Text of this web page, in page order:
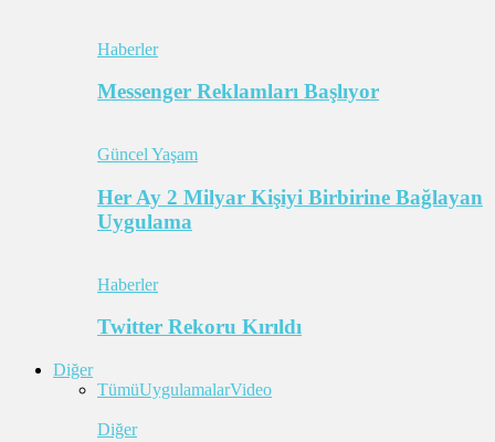
Haberler
Messenger Reklamları Başlıyor
Güncel Yaşam
Her Ay 2 Milyar Kişiyi Birbirine Bağlayan
Uygulama
Haberler
Twitter Rekoru Kırıldı
Diğer
TümüUygulamalarVideo
Diğer